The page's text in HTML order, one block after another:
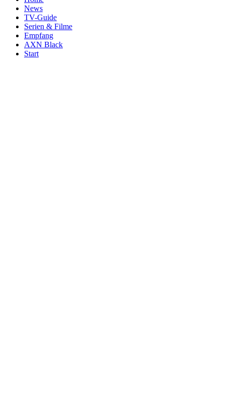
News
TV-Guide
Serien & Filme
Empfang
AXN Black
Start